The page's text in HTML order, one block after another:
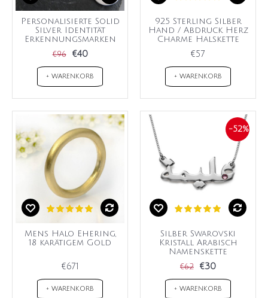
Personalisierte Solid
Silver Identität
Erkennungsmarken
€96 €40
+ WARENKORB
925 Sterling Silber
Hand / Abdruck Herz
Charme Halskette
€57
+ WARENKORB
Mens Halo Ehering,
18 karätigem Gold
€671
+ WARENKORB
-52%
Silber Swarovski
Kristall Arabisch
Namenskette
€62 €30
+ WARENKORB